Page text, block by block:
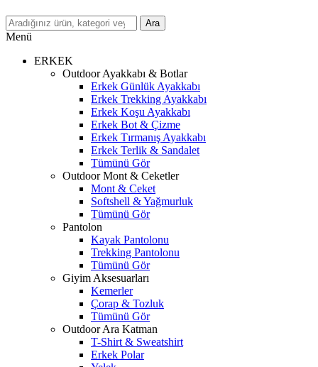
Ara
Menü
ERKEK
Outdoor Ayakkabı & Botlar
Erkek Günlük Ayakkabı
Erkek Trekking Ayakkabı
Erkek Koşu Ayakkabı
Erkek Bot & Çizme
Erkek Tırmanış Ayakkabı
Erkek Terlik & Sandalet
Tümünü Gör
Outdoor Mont & Ceketler
Mont & Ceket
Softshell & Yağmurluk
Tümünü Gör
Pantolon
Kayak Pantolonu
Trekking Pantolonu
Tümünü Gör
Giyim Aksesuarları
Kemerler
Çorap & Tozluk
Tümünü Gör
Outdoor Ara Katman
T-Shirt & Sweatshirt
Erkek Polar